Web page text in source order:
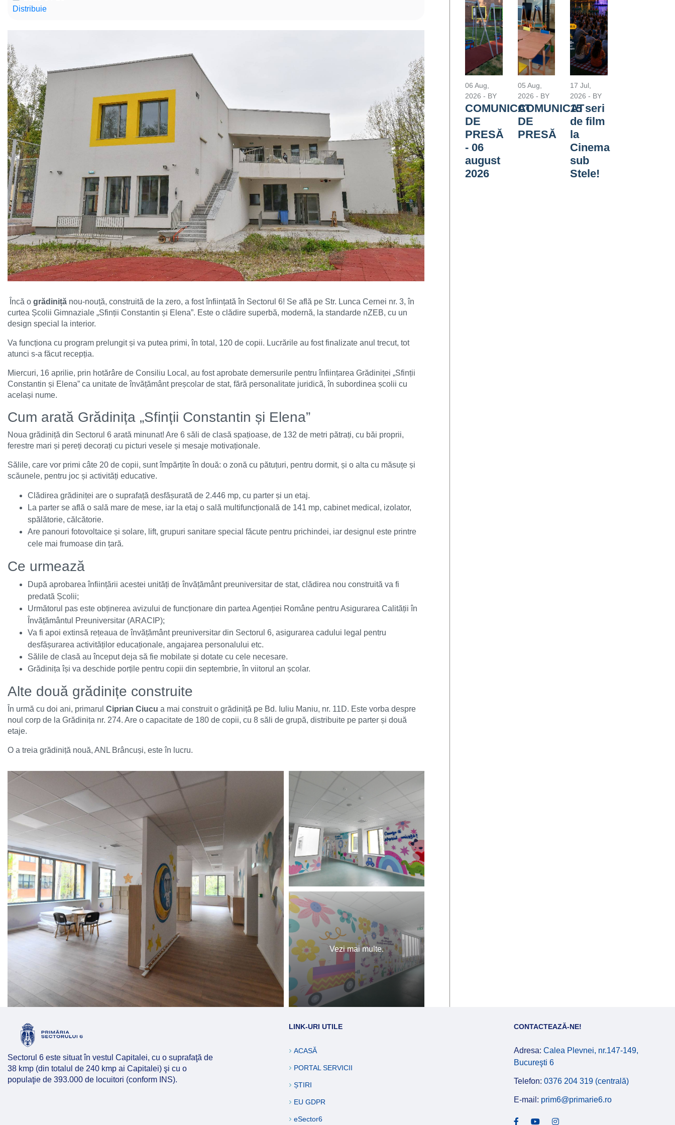
Distribuie
Încă o grădiniță nou-nouță, construită de la zero, a fost înființată în Sectorul 6! Se află pe Str. Lunca Cernei nr. 3, în
curtea Școlii Gimnaziale „Sfinții Constantin și Elena”. Este o clădire superbă, modernă, la standarde nZEB, cu un
design special la interior.
Va funcționa cu program prelungit și va putea primi, în total, 120 de copii. Lucrările au fost finalizate anul trecut, tot
atunci s-a făcut recepția.
Miercuri, 16 aprilie, prin hotărâre de Consiliu Local, au fost aprobate demersurile pentru înființarea Grădiniței „Sfinții
Constantin și Elena” ca unitate de învățământ preșcolar de stat, fără personalitate juridică, în subordinea școlii cu
același nume.
Cum arată Grădinița „Sfinții Constantin și Elena”
Noua grădiniță din Sectorul 6 arată minunat! Are 6 săli de clasă spațioase, de 132 de metri pătrați, cu băi proprii,
ferestre mari și pereți decorați cu picturi vesele și mesaje motivaționale.
Sălile, care vor primi câte 20 de copii, sunt împărțite în două: o zonă cu pătuțuri, pentru dormit, și o alta cu măsuțe și
scăunele, pentru joc și activități educative.
Clădirea grădiniței are o suprafață desfășurată de 2.446 mp, cu parter și un etaj.
La parter se află o sală mare de mese, iar la etaj o sală multifuncțională de 141 mp, cabinet medical, izolator,
spălătorie, călcătorie.
Are panouri fotovoltaice și solare, lift, grupuri sanitare special făcute pentru prichindei, iar designul este printre
cele mai frumoase din țară.
Ce urmează
După aprobarea înființării acestei unități de învățământ preuniversitar de stat, clădirea nou construită va fi
predată Școlii;
Următorul pas este obținerea avizului de funcționare din partea Agenției Române pentru Asigurarea Calității în
Învățământul Preuniversitar (ARACIP);
Va fi apoi extinsă rețeaua de învățământ preuniversitar din Sectorul 6, asigurarea cadului legal pentru
desfășurarea activităților educaționale, angajarea personalului etc.
Sălile de clasă au început deja să fie mobilate și dotate cu cele necesare.
Grădinița își va deschide porțile pentru copii din septembrie, în viitorul an școlar.
Alte două grădinițe construite
În urmă cu doi ani, primarul Ciprian Ciucu a mai construit o grădiniță pe Bd. Iuliu Maniu, nr. 11D. Este vorba despre
noul corp de la Grădinița nr. 274. Are o capacitate de 180 de copii, cu 8 săli de grupă, distribuite pe parter și două
etaje.
O a treia grădiniță nouă, ANL Brâncuși, este în lucru.
Vezi mai multe.
06 Aug,
2026 - BY
COMUNICAT
DE
PRESĂ
- 06
august
2026
05 Aug,
2026 - BY
COMUNICAT
DE
PRESĂ
17 Jul,
2026 - BY
15 seri
de film
la
Cinema
sub
Stele!
Sectorul 6 este situat în vestul Capitalei, cu o suprafaţă de
38 kmp (din totalul de 240 kmp ai Capitalei) şi cu o
populaţie de 393.000 de locuitori (conform INS).
LINK-URI UTILE
ACASĂ
PORTAL SERVICII
ȘTIRI
EU GDPR
eSector6
CONTACTEAZĂ-NE!
Adresa: Calea Plevnei, nr.147-149,
Bucureşti 6
Telefon: 0376 204 319 (centrală)
E-mail: prim6@primarie6.ro